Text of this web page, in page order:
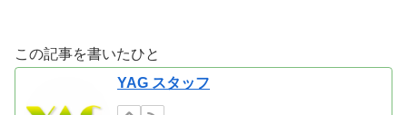
この記事を書いたひと
YAG スタッフ